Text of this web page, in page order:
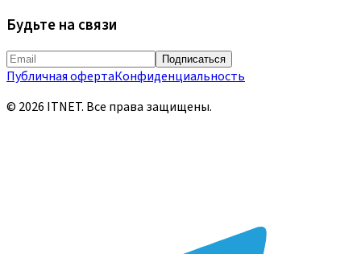
Будьте на связи
Подписаться
Публичная офертаКонфиденциальность
© 2026 ITNET. Все права защищены.